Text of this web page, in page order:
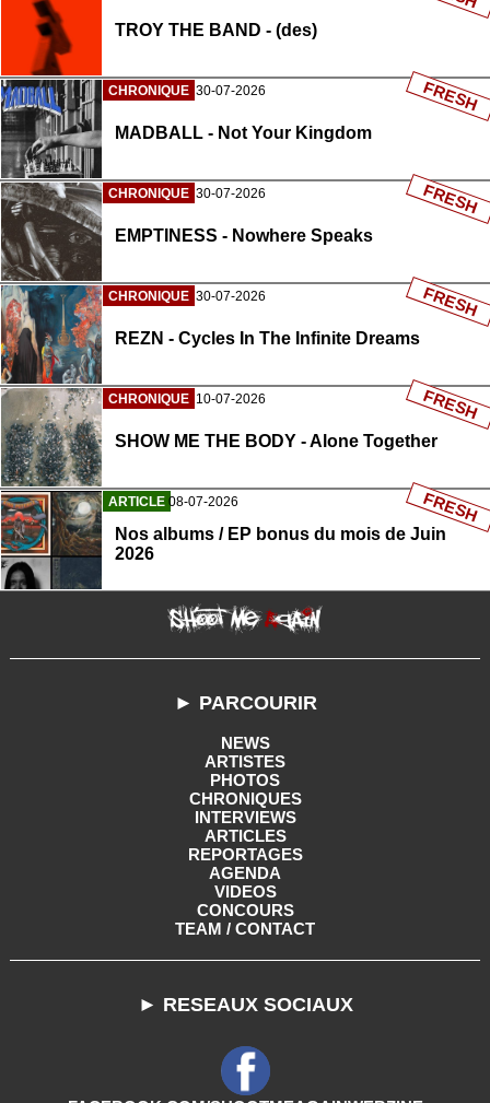
TROY THE BAND - (des)
CHRONIQUE 30-07-2026
MADBALL - Not Your Kingdom
FRESH
CHRONIQUE 30-07-2026
EMPTINESS - Nowhere Speaks
FRESH
CHRONIQUE 30-07-2026
REZN - Cycles In The Infinite Dreams
FRESH
CHRONIQUE 10-07-2026
SHOW ME THE BODY - Alone Together
FRESH
ARTICLE 08-07-2026
Nos albums / EP bonus du mois de Juin
2026
FRESH
► PARCOURIR
NEWS
ARTISTES
PHOTOS
CHRONIQUES
INTERVIEWS
ARTICLES
REPORTAGES
AGENDA
VIDEOS
CONCOURS
TEAM / CONTACT
► RESEAUX SOCIAUX